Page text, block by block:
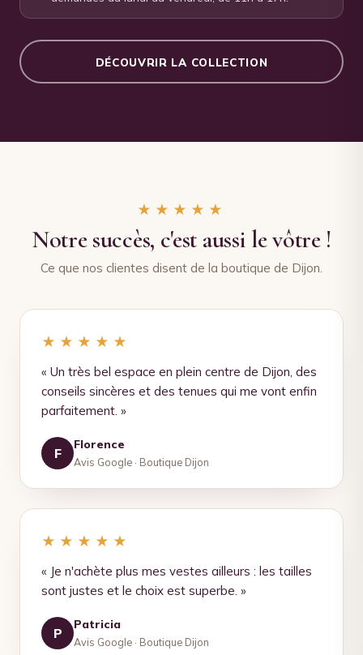
DÉCOUVRIR LA COLLECTION
★★★★★
Notre succès, c'est aussi le vôtre !
Ce que nos clientes disent de la boutique de Dijon.
★★★★★
« Un très bel espace en plein centre de Dijon, des
conseils sincères et des tenues qui me vont enfin
parfaitement. »
F
Florence
Avis Google · Boutique Dijon
★★★★★
« Je n'achète plus mes vestes ailleurs : les tailles
sont justes et le choix est superbe. »
P
Patricia
Avis Google · Boutique Dijon